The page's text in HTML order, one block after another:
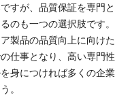
すが、品質保証を専門
のも一つの選択肢です
製品の品質向上に向け
仕事となり、高い専門
身につければ多くの企
。